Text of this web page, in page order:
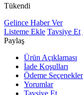
Tükendi
Gelince Haber Ver
Listeme Ekle Tavsiye Et
Paylaş
Ürün Açıklaması
İade Koşulları
Ödeme
Yorumlar
Tavsiye Et